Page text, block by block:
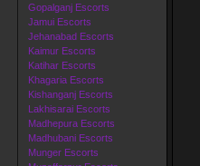
Gopalganj Escorts
Jamui Escorts
Jehanabad Escorts
Kaimur Escorts
Katihar Escorts
Khagaria Escorts
Kishanganj Escorts
Lakhisarai Escorts
Madhepura Escorts
Madhubani Escorts
Munger Escorts